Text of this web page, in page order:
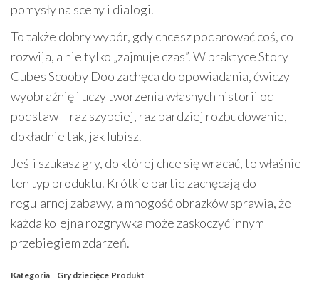
pomysły na sceny i dialogi.
To także dobry wybór, gdy chcesz podarować coś, co
rozwija, a nie tylko „zajmuje czas”. W praktyce Story
Cubes Scooby Doo zachęca do opowiadania, ćwiczy
wyobraźnię i uczy tworzenia własnych historii od
podstaw – raz szybciej, raz bardziej rozbudowanie,
dokładnie tak, jak lubisz.
Jeśli szukasz gry, do której chce się wracać, to właśnie
ten typ produktu. Krótkie partie zachęcają do
regularnej zabawy, a mnogość obrazków sprawia, że
każda kolejna rozgrywka może zaskoczyć innym
przebiegiem zdarzeń.
Kategoria Gry dziecięce Produkt